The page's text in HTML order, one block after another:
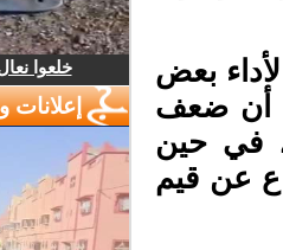
بعض
أن ضعف
في حين
عن قيم
خلعوا
إعلانات